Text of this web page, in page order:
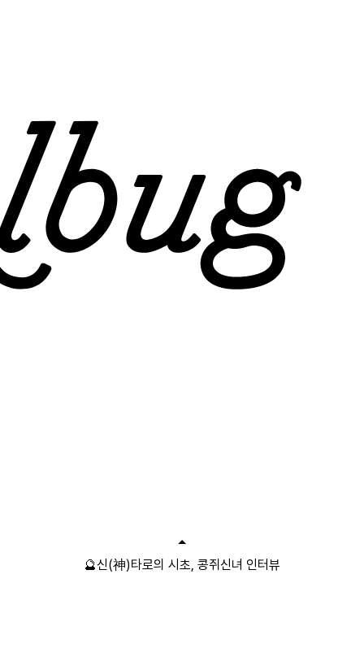
🔮신(神)타로의 시초, 콩쥐신녀 인터뷰